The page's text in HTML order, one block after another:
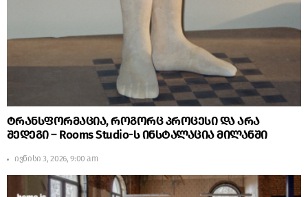
ტრანსფორმაცია, როგორც პროცესი და არა
შედეგი – Rooms Studio-ს ინსტალაცია მილანში
ივნისი 3, 2026, 9:00 am